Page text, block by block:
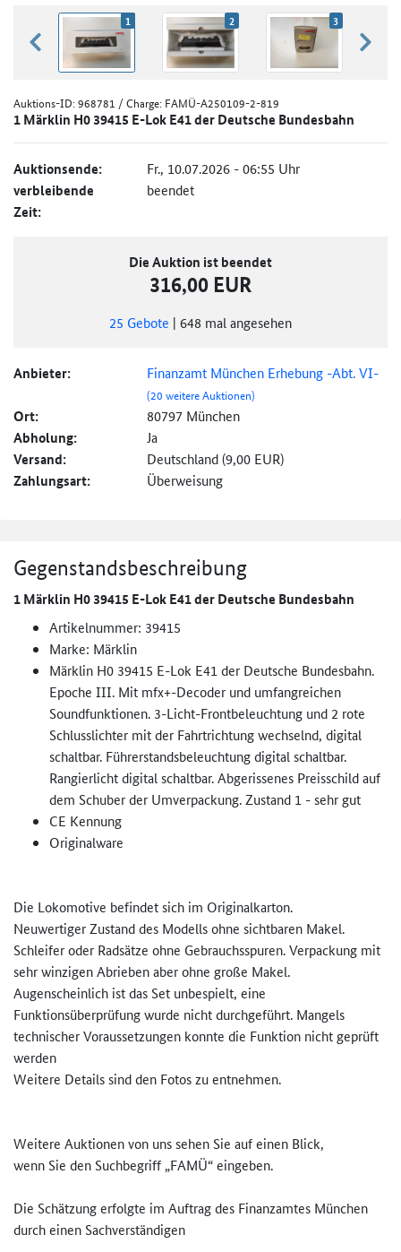
zurück blättern
1 2 3
Auktions-ID:968781 / Charge: FAMÜ-A250109-2-819
1 Märklin H0 39415 E-Lok E41 der Deutsche Bundesbahn
Auktionsende: Fr., 10.07.2026 - 06:55 Uhr
verbleibende
Zeit:
beendet
Die Auktion ist beendet
316,00 EUR
25 Gebote | 648 mal angesehen
Anbieter: Finanzamt München Erhebung -Abt. VI-
(20 weitere Auktionen)
Ort: 80797 München
Abholung: Ja
Versand: Deutschland (9,00 EUR)
Zahlungsart: Überweisung
Gegenstandsbeschreibung
1 Märklin H0 39415 E-Lok E41 der Deutsche Bundesbahn
Artikelnummer: 39415
Marke: Märklin
Märklin H0 39415 E-Lok E41 der Deutsche Bundesbahn.
Epoche III. Mit mfx+-Decoder und umfangreichen
Soundfunktionen. 3-Licht-Frontbeleuchtung und 2 rote
Schlusslichter mit der Fahrtrichtung wechselnd, digital
schaltbar. Führerstandsbeleuchtung digital schaltbar.
Rangierlicht digital schaltbar. Abgerissenes Preisschild auf
dem Schuber der Umverpackung. Zustand 1 - sehr gut
CE Kennung
Originalware
Die Lokomotive befindet sich im Originalkarton.
Neuwertiger Zustand des Modells ohne sichtbaren Makel.
Schleifer oder Radsätze ohne Gebrauchsspuren. Verpackung mit
sehr winzigen Abrieben aber ohne große Makel.
Augenscheinlich ist das Set unbespielt, eine
Funktionsüberprüfung wurde nicht durchgeführt. Mangels
technischer Voraussetzungen konnte die Funktion nicht geprüft
werden
Weitere Details sind den Fotos zu entnehmen.
Weitere Auktionen von uns sehen Sie auf einen Blick,
wenn Sie den Suchbegriff „FAMÜ“ eingeben.
Die Schätzung erfolgte im Auftrag des Finanzamtes München
durch einen Sachverständigen